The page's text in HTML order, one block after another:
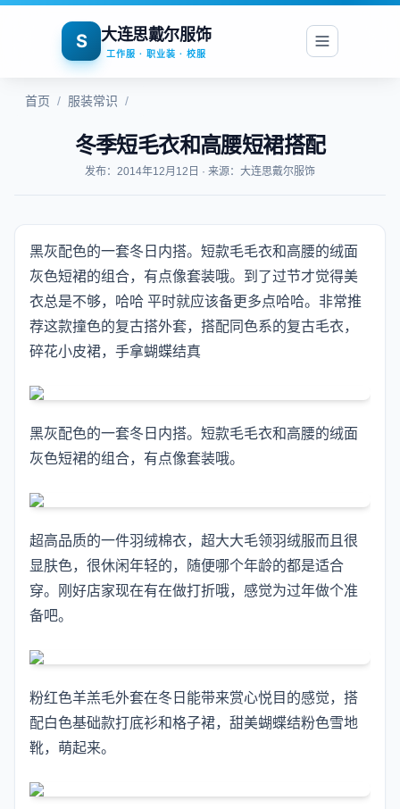
S 大连思戴尔服饰
工作服 · 职业装 · 校服
首页 / 服装常识 /
冬季短毛衣和高腰短裙搭配
发布：2014年12月12日 · 来源：大连思戴尔服饰
黑灰配色的一套冬日内搭。短款毛毛衣和高腰的绒面
灰色短裙的组合，有点像套装哦。到了过节才觉得美
衣总是不够，哈哈 平时就应该备更多点哈哈。非常推
荐这款撞色的复古搭外套，搭配同色系的复古毛衣，
碎花小皮裙，手拿蝴蝶结真
黑灰配色的一套冬日内搭。短款毛毛衣和高腰的绒面
灰色短裙的组合，有点像套装哦。
超高品质的一件羽绒棉衣，超大大毛领羽绒服而且很
显肤色，很休闲年轻的，随便哪个年龄的都是适合
穿。刚好店家现在有在做打折哦，感觉为过年做个准
备吧。
粉红色羊羔毛外套在冬日能带来赏心悦目的感觉，搭
配白色基础款打底衫和格子裙，甜美蝴蝶结粉色雪地
靴，萌起来。